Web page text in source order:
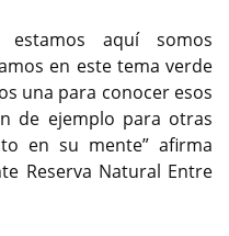
estamos aquí somos
en este tema verde
una para conocer esos
de ejemplo para otras
en su mente” afirma
Reserva Natural Entre